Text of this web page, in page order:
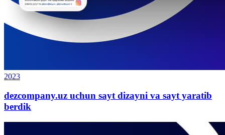
2023
dezcompany.uz uchun sayt dizayni va sayt yaratib
berdik